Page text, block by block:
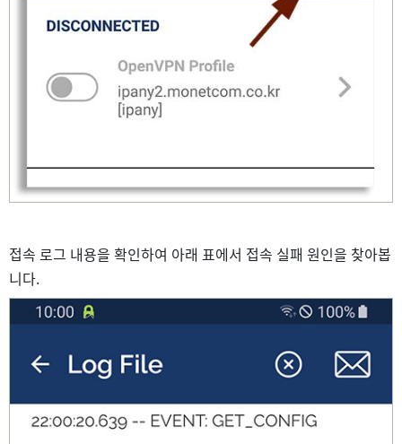
접속 로그 내용을 확인하여 아래 표에서 접속 실패 원인을 찾아봅
니다.